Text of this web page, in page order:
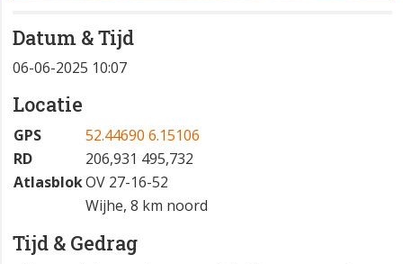
Datum & Tijd
06-06-2025 10:07
Locatie
GPS
52.44690 6.15106
RD
206,931 495,732
AtlasblokOV 27-16-52
Wijhe, 8 km noord
Tijd & Gedrag